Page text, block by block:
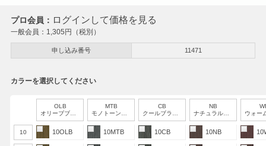
プロ会員： ログインして価格を見る
一般会員： 1,305円（税別）
申し込み番号 11471
カラーを選択してください
OLB
オリーブブラウン
MTB
モノトーンブラウン
CB
クールブラウン
NB
ナチュラルブラウン
ウォームブ
10 10OLB 10MTB 10CB 10NB